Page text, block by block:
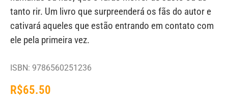
tanto rir. Um livro que surpreenderá os fãs do autor e
cativará aqueles que estão entrando em contato com
ele pela primeira vez.
ISBN: 9786560251236
R$65.50